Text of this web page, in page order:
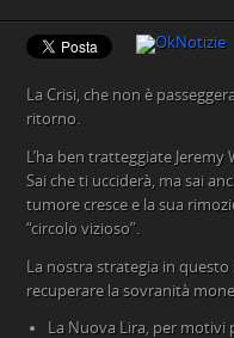
La Crisi, che non è
ritorno.
L’ha ben tratteggiate
Sai che ti ucciderà, ma sai
tumore cresce e la sua
“circolo vizioso”.
La nostra strategia in
recuperare la sovranità
La Nuova Lira, per motivi